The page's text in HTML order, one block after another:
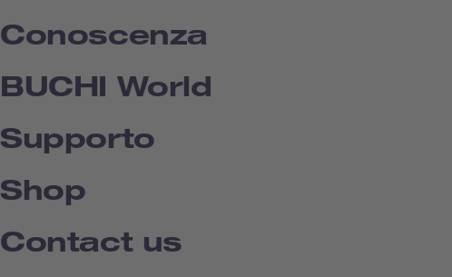
Conoscenza
BUCHI World
Supporto
Shop
Contact us